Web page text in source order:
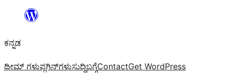
ವಿಷಯಕ್ಕೆ
ಕನ್ನಡ
ಥೀಮ್ ಗಳುಪ್ಲಗಿನ್‌ಗಳುಸುದ್ದಿಬಗ್ಗೆContactGet WordPress